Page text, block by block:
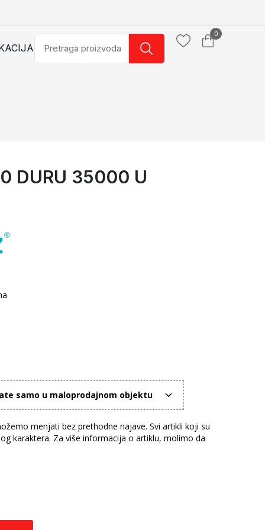
0
DURU 35000 U
samo u maloprodajnom objektu
menjati bez prethodne najave. Svi artikli koji su
karaktera. Za više informacija o artiklu, molimo da